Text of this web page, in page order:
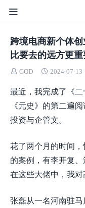
跨境电商新个体
比要去的远方更
GOD 2024-07-13
最近，我完成了《
《元史》的第二遍
投资与企管文。
花了两个月的时间
的案例，有李开复
在这些大佬中，我对
张磊从一名河南驻